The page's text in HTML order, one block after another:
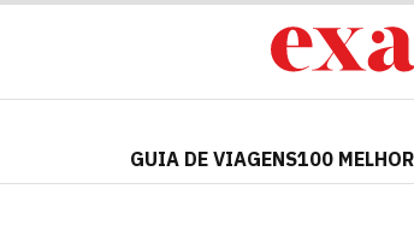
GUIA DE VIAGENS100